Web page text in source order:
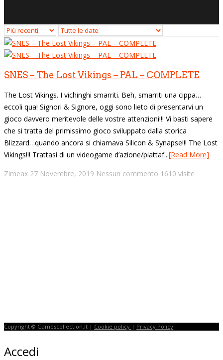
SNES – The Lost Vikings – PAL – COMPLETE
The Lost Vikings. I vichinghi smarriti. Beh, smarriti una cippa…
eccoli qua! Signori & Signore, oggi sono lieto di presentarvi un
gioco davvero meritevole delle vostre attenzioni!!! Vi basti sapere
che si tratta del primissimo gioco sviluppato dalla storica
Blizzard…quando ancora si chiamava Silicon & Synapse!!! The Lost
Vikings!!! Trattasi di un videogame d’azione/piattaf...[Read More]
Zimeax 27 Novembre, 2019 Nessun commento 1610 visite
Copyright © Gamescollection.it | Cookie policy | Privacy Policy
Accedi